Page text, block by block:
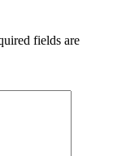
fields are